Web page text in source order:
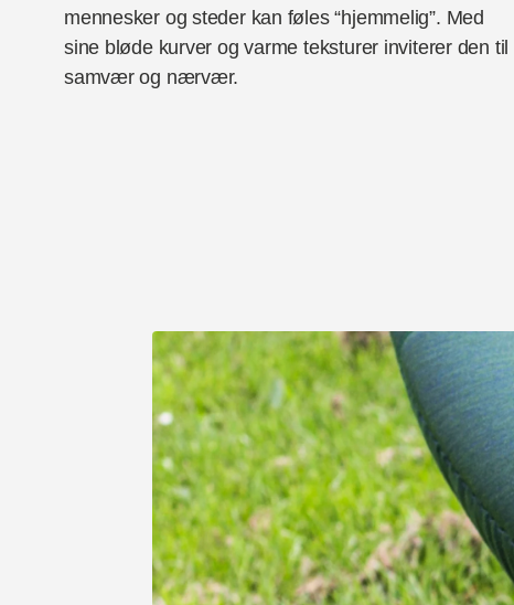
mennesker og steder kan føles “hjemmelig”. Med
sine bløde kurver og varme teksturer inviterer den til
samvær og nærvær.